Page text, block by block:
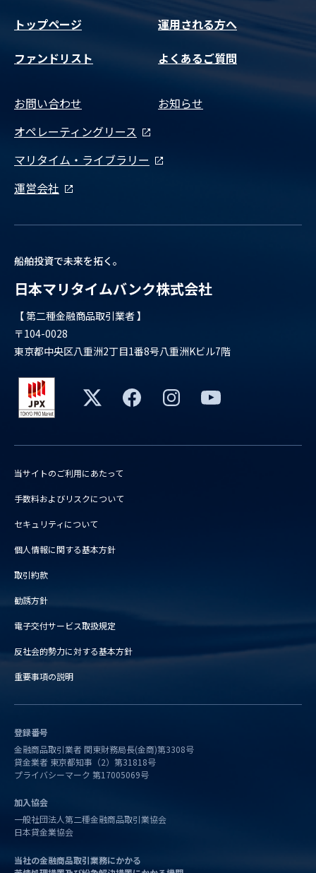
船舶投資で未来を拓く。
日本マリタイムバンク株式会社
【 第二種金融商品取引業者 】
〒104-0028
東京都中央区八重洲2丁目1番8号八重洲Kビル7階
トップページ
運用される方へ
ファンドリスト
よくあるご質問
お問い合わせ
お知らせ
オペレーティングリース
マリタイム・ライブラリー
運営会社
当サイトのご利用にあたって
手数料およびリスクについて
セキュリティについて
個人情報に関する基本方針
取引約款
勧誘方針
電子交付サービス取扱規定
反社会的勢力に対する基本方針
重要事項の説明
登録番号
金融商品取引業者 関東財務局長(金商)第3308号
貸金業者 東京都知事（2）第31818号
プライバシーマーク 第17005069号
加入協会
一般社団法人第二種金融商品取引業協会
日本貸金業協会
当社の金融商品取引業務にかかる